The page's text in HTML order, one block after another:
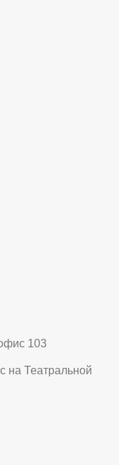
103
на Театральной